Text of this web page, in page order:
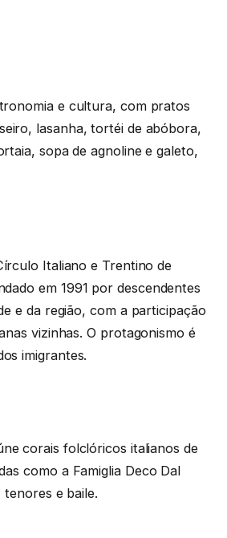
e cultura, com pratos
lasanha, tortéi de abóbora,
sopa de agnoline e galeto,
Italiano e Trentino de
em 1991 por descendentes
e da região, com a participação
vizinhas. O protagonismo é
imigrantes.
corais folclóricos italianos de
como a Famiglia Deco Dal
e baile.